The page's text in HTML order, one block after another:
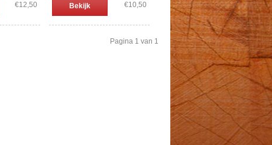
€12,50 Bekijk €10,50
Pagina 1 van 1